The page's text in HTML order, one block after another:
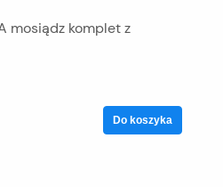
mosiądz komplet z
Do koszyka